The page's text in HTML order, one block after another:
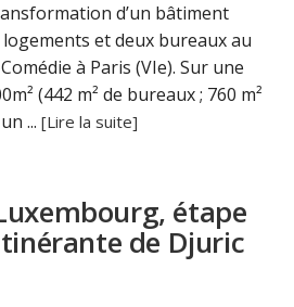
d’un bâtiment
et deux bureaux au
à Paris (VIe). Sur une
(442 m² de bureaux ; 760 m²
...[Lire la suite]
étape
de Djuric